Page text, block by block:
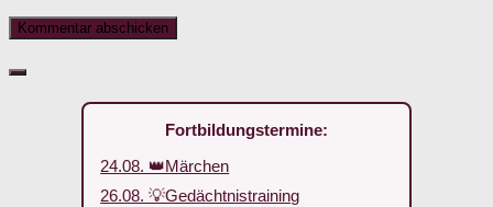
Fortbildungstermine:
24.08. 👑Märchen
26.08. 💡Gedächtnistraining